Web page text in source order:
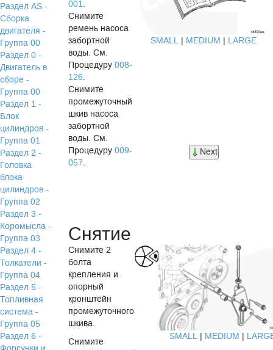
Раздел АS -
Сборка
двигателя -
Группа 00
Раздел 0 -
Двигатель в
сборе -
Группа 00
Раздел 1 -
Блок
цилиндров -
Группа 01
Раздел 2 -
Головка
блока
цилиндров -
Группа 02
Раздел 3 -
Коромысла -
Группа 03
Раздел 4 -
Толкатели -
Группа 04
Раздел 5 -
Топливная
система -
Группа 05
Раздел 6 -
001.
Снимите
ремень насоса
забортной
воды. См.
Процедуру008-
126.
Снимите
промежуточный
шкив насоса
забортной
воды. См.
Процедуру009-
057.
SMALL | MEDIUM | LARGE
Next
Снятие
Снимите 2
болта
крепления и
опорный
кронштейн
промежуточного
шкива.
Снимите
SMALL | MEDIUM |